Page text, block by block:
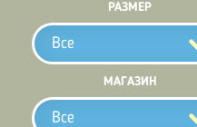
РАЗМЕР
Все
МАГАЗИН
Все